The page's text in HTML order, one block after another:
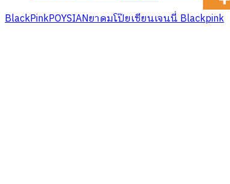
BlackPinkPOYSIANยาดมโป๊ยเซียนเจนนี่ Blackpink